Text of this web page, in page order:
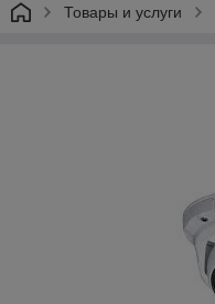
Товары и услуги